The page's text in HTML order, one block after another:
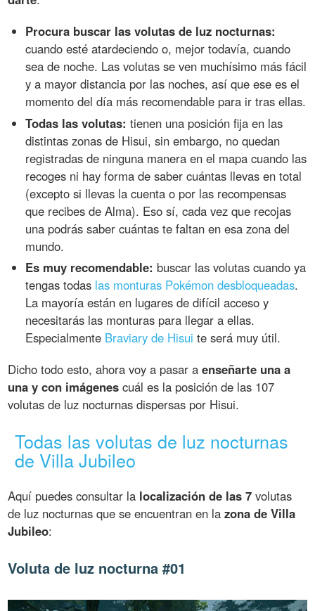
Procura buscar las volutas de luz nocturnas:
cuando esté atardeciendo o, mejor todavía, cuando
sea de noche. Las volutas se ven muchísimo más fácil
y a mayor distancia por las noches, así que ese es el
momento del día más recomendable para ir tras ellas.
Todas las volutas: tienen una posición fija en las
distintas zonas de Hisui, sin embargo, no quedan
registradas de ninguna manera en el mapa cuando las
recoges ni hay forma de saber cuántas llevas en total
(excepto si llevas la cuenta o por las recompensas
que recibes de Alma). Eso sí, cada vez que recojas
una podrás saber cuántas te faltan en esa zona del
mundo.
Es muy recomendable: buscar las volutas cuando ya
tengas todas las monturas Pokémon desbloqueadas.
La mayoría están en lugares de difícil acceso y
necesitarás las monturas para llegar a ellas.
Especialmente Braviary de Hisui te será muy útil.
Dicho todo esto, ahora voy a pasar aenseñarte una a
una y con imágenes cuál es la posición de las 107
volutas de luz nocturnas dispersas por Hisui.
Todas las volutas de luz nocturnas
de Villa Jubileo
Aquí puedes consultar la localización de las 7 volutas
de luz nocturnas que se encuentran en lazona de Villa
Jubileo:
Voluta de luz nocturna #01